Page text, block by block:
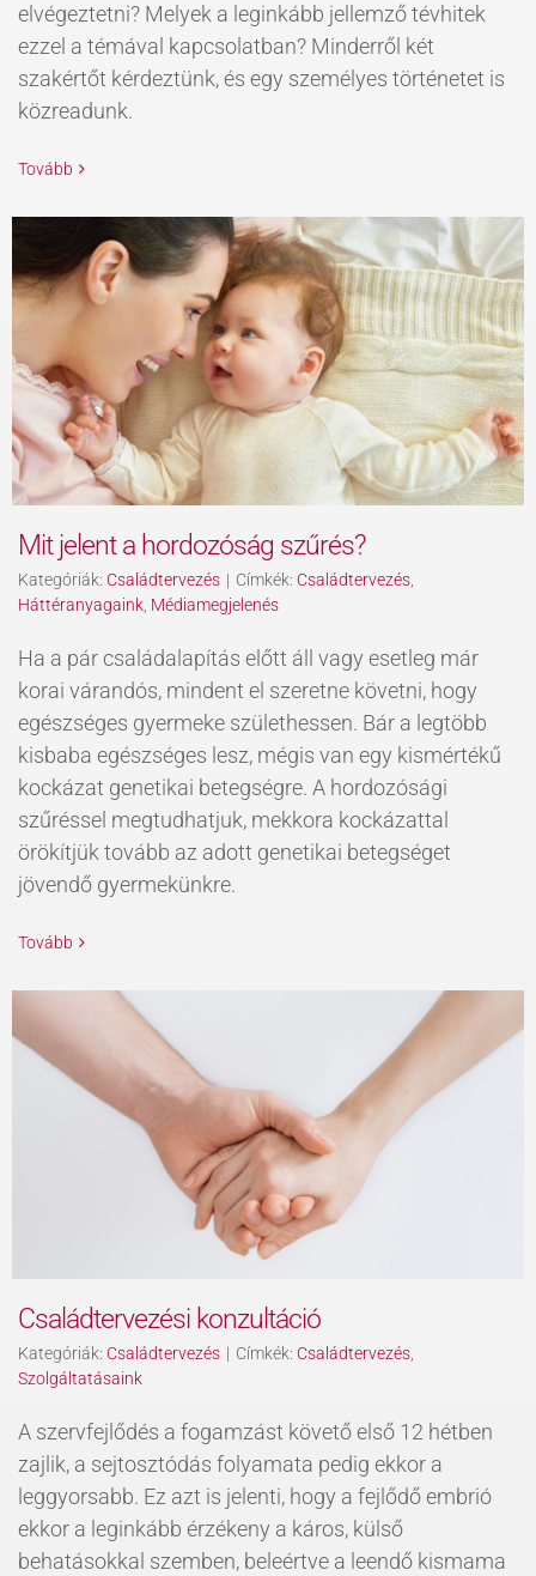
elvégeztetni? Melyek a leginkább jellemző tévhitek
ezzel a témával kapcsolatban? Minderről két
szakértőt kérdeztünk, és egy személyes történetet is
közreadunk.
Tovább
Mit jelent a hordozóság szűrés?
Kategóriák: Családtervezés | Címkék: Családtervezés
Háttéranyagaink Médiamegjelenés
Ha a pár családalapítás előtt áll vagy esetleg már
korai várandós, mindent el szeretne követni, hogy
egészséges gyermeke születhessen. Bár a legtöbb
kisbaba egészséges lesz, mégis van egy kismértékű
kockázat genetikai betegségre. A hordozósági
szűréssel megtudhatjuk, mekkora kockázattal
örökítjük tovább az adott genetikai betegséget
jövendő gyermekünkre.
Tovább
Családtervezési konzultáció
Kategóriák: Családtervezés | Címkék: Családtervezés
Szolgáltatásaink
A szervfejlődés a fogamzást követő első 12 hétben
zajlik, a sejtosztódás folyamata pedig ekkor a
leggyorsabb. Ez azt is jelenti, hogy a fejlődő embrió
ekkor a leginkább érzékeny a káros, külső
behatásokkal szemben, beleértve a leendő kismama